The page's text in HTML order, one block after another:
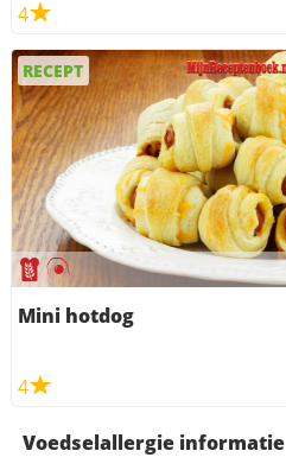
4
RECEPT
Mini hotdog
4
Voedselallergie informatie